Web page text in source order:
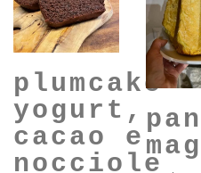
plumcake
yogurt,
cacao e